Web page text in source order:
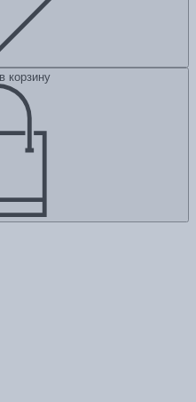
корзину